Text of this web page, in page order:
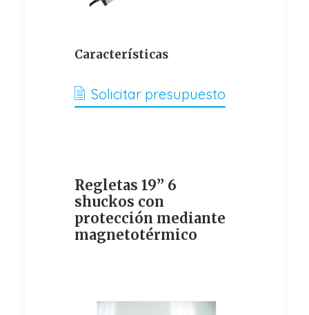
Características
Solicitar presupuesto
Regletas 19” 6
shuckos con
protección mediante
magnetotérmico